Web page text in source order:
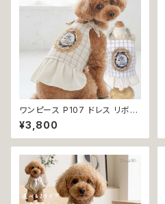
ワンピース P107 ドレス リボン
チェック ハンドメイド ナチュラル
ドッグウェア ドッグウエア dog
犬 猫 ペット 服 犬の服 猫の服
無料 返品交換不可
¥3,800